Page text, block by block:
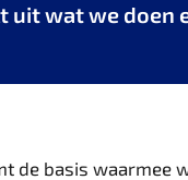
uit wat we doen
de basis